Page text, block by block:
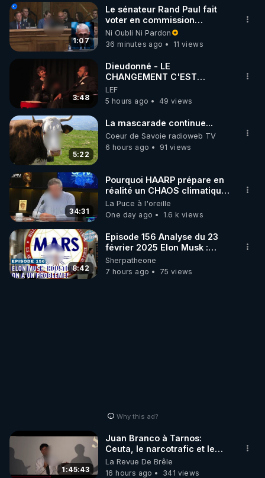
▶ 30 jours gratuit sur l’application de méditation et
de bien-être ENVOL :
Rendez-vous sur https://www.envol.app/code
le code : REGENERE
1:07
Le sénateur Rand Paul fait
voter en commission
l'outrage au Congrès contre
Anthony Fauci
Ni Oubli Ni Pardon
36 minutes ago
11 views
3:48
Dieudonné - LE
CHANGEMENT C'EST
MAINTENANT
LEF
5 hours ago
49 views
5:22
La mascarade continue...
Coeur de Savoie radioweb TV
6 hours ago
91 views
34:31
Pourquoi HAARP prépare en
réalité un CHAOS climatique,
on répond
La Puce à l'oreille
One day ago
1.6 k views
8:42
Episode 156 Analyse du 23
février 2025 Elon Musk :
Houston , on a un problème !
Sherpatheone
7 hours ago
75 views
Why this ad?
1:45:43
Juan Branco à Tarnos:
Ceuta, le narcotrafic et le
pouvoir en France
La Revue De Brêle
16 hours ago
341 views